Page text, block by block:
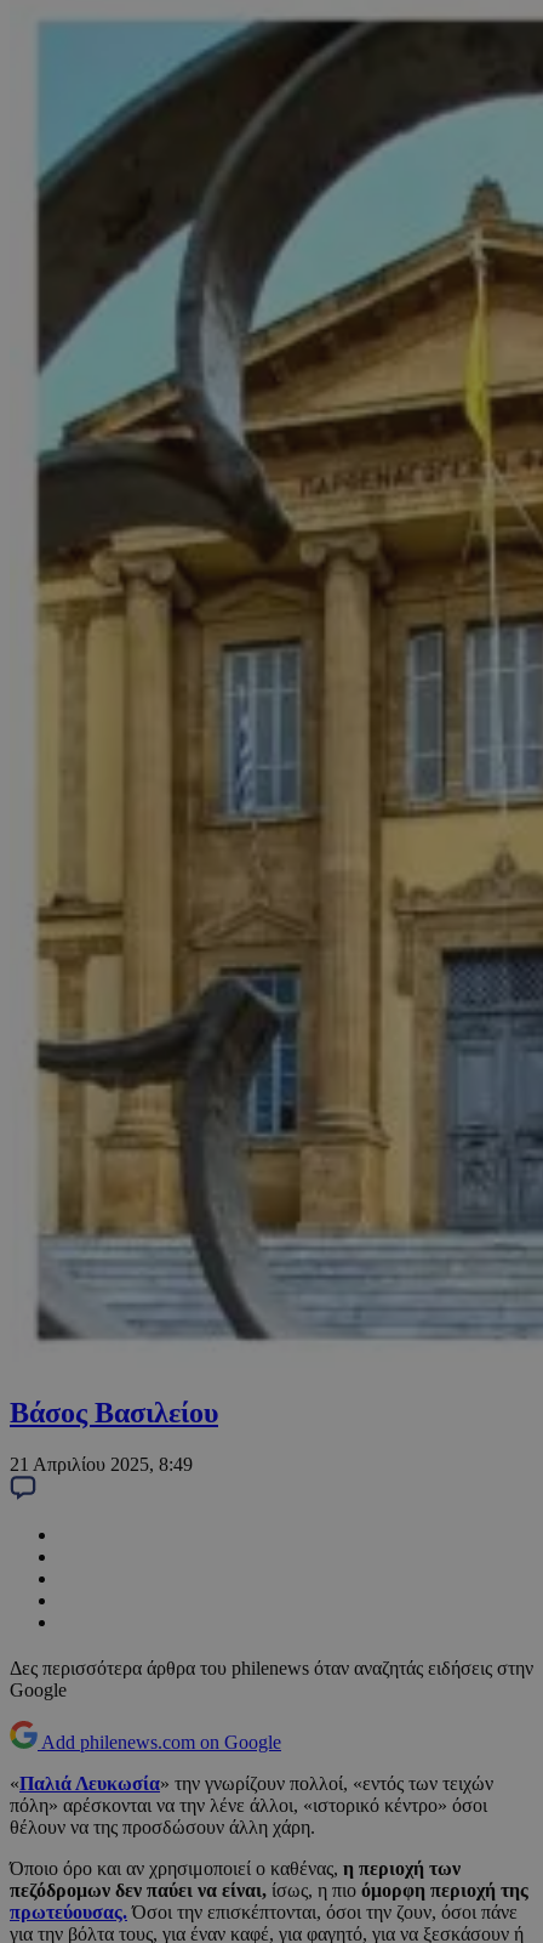
Βάσος Βασιλείου
21 Απριλίου 2025, 8:49
Δες περισσότερα άρθρα του philenews όταν αναζητάς ειδήσεις στην
Google
Add philenews.com on Google
«Παλιά Λευκωσία» την γνωρίζουν πολλοί, «εντός των τειχών
πόλη» αρέσκονται να την λένε άλλοι, «ιστορικό κέντρο» όσοι
θέλουν να της προσδώσουν άλλη χάρη.
Όποιο όρο και αν χρησιμοποιεί ο καθένας, η περιοχή των
πεζόδρομων δεν παύει να είναι, ίσως, η πιο όμορφη περιοχή της
πρωτεύουσας.Όσοι την επισκέπτονται, όσοι την ζουν, όσοι πάνε
για την βόλτα τους, για έναν καφέ, για φαγητό, για να ξεσκάσουν ή